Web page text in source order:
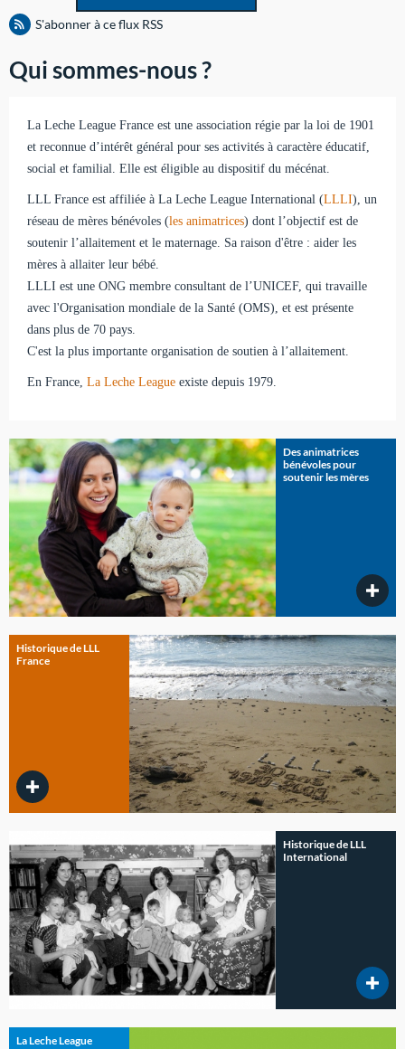
S'abonner à ce flux RSS
Qui sommes-nous ?
La Leche League France est une association régie par la loi de 1901
et reconnue d’intérêt général pour ses activités à caractère éducatif,
social et familial. Elle est éligible au dispositif du mécénat.
LLL France est affiliée à La Leche League International (LLLI), un
réseau de mères bénévoles (les animatrices) dont l’objectif est de
soutenir l’allaitement et le maternage. Sa raison d'être : aider les
mères à allaiter leur bébé.
LLLI est une ONG membre consultant de l’UNICEF, qui travaille
avec l'Organisation mondiale de la Santé (OMS), et est présente
dans plus de 70 pays.
C'est la plus importante organisation de soutien à l’allaitement.
En France, La Leche League existe depuis 1979.
Des animatrices
bénévoles pour
soutenir les mères
Historique de LLL
France
Historique de LLL
International
La Leche League